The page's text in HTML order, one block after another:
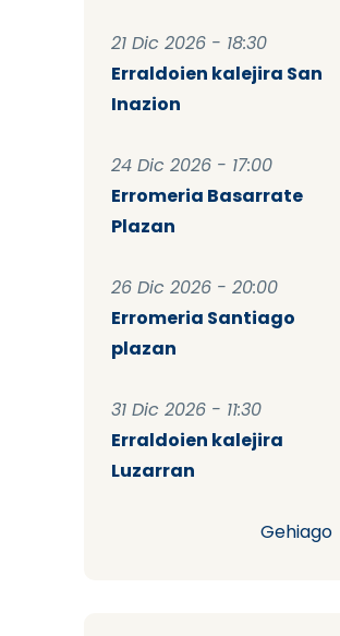
21 Dic 2026 - 18:30
Erraldoien kalejira San
Inazion
24 Dic 2026 - 17:00
Erromeria Basarrate
Plazan
26 Dic 2026 - 20:00
Erromeria Santiago
plazan
31 Dic 2026 - 11:30
Erraldoien kalejira
Luzarran
Gehiago